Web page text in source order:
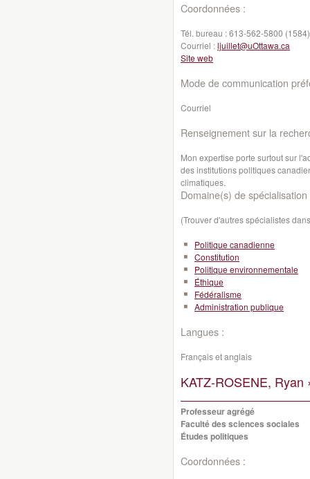
Coordonnées :
Tél. bureau :613-562-5800 (1584)
Courriel :ljuillet@uOttawa.ca
Site web
Mode de communication
Courriel
Renseignement sur la
Mon expertise porte surtout sur
des institutions politiques
climatiques.
Domaine(s) de spécialisation
(Trouver d'autres spécialistes
Politique canadienne
Constitution
Politique environnementale
Éthique
Fédéralisme
Administration publique
Langues :
Français et anglais
KATZ-ROSENE, Ryan
Professeur agrégé
Faculté des sciences sociales
Études politiques
Coordonnées :